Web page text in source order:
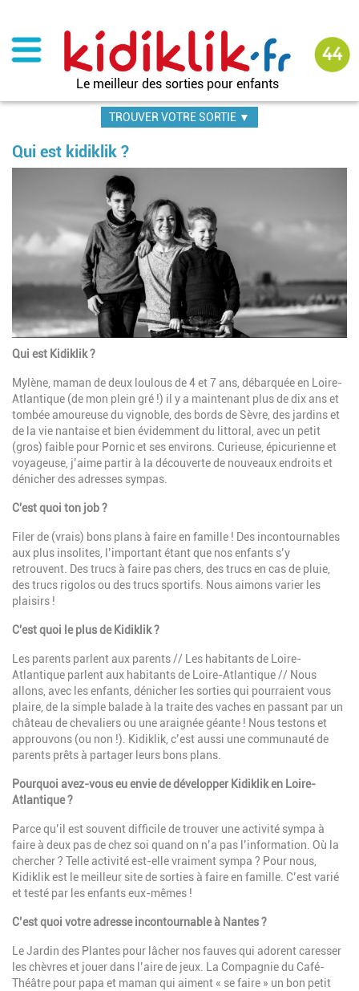
contenu
principal
Le meilleur des sorties pour enfants
TROUVER VOTRE SORTIE ▼
Qui est kidiklik ?
Qui est Kidiklik ?
Mylène, maman de deux loulous de 4 et 7 ans, débarquée en Loire-
Atlantique (de mon plein gré !) il y a maintenant plus de dix ans et
tombée amoureuse du vignoble, des bords de Sèvre, des jardins et
de la vie nantaiseet bien évidemment du littoral, avec un petit
(gros) faible pour Pornic et ses environs. Curieuse, épicurienne et
voyageuse, j’aime partir à la découverte de nouveaux endroits et
dénicher des adresses sympas.
C'est quoi ton job ?
Filer de (vrais) bons plans à faire en famille ! Des incontournables
aux plus insolites, l’important étant que nos enfants s’y
retrouvent. Des trucs à faire pas chers, des trucs en cas de pluie,
des trucs rigolos ou des trucs sportifs. Nous aimons varier les
plaisirs !
C'est quoi le plus de Kidiklik ?
Les parents parlent aux parents // Les habitants de Loire-
Atlantique parlent aux habitants de Loire-Atlantique // Nous
allons, avec les enfants, dénicher les sorties qui pourraient vous
plaire, de la simple balade à la traite des vaches en passant par un
château de chevaliers ou une araignée géante ! Nous testons et
approuvons (ou non !). Kidiklik, c’est aussi une communauté de
parents prêts à partager leurs bons plans.
Pourquoi avez-vous eu envie de développer Kidiklik en Loire-
Atlantique ?
Parce qu’il est souvent difficile de trouver une activité sympa à
faire à deux pas de chez soi quand on n’a pas l’information. Où la
chercher ? Telle activité est-elle vraiment sympa ? Pour nous,
Kidiklik est le meilleur site de sorties à faire en famille. C’est varié
et testé par les enfants eux-mêmes !
C’est quoi votre adresse incontournable à Nantes ?
Le Jardin des Plantes pour lâcher nos fauves qui adorent caresser
les chèvres et jouer dans l’aire de jeux.
La Compagnie du Café-
Théâtre pour papa et maman qui aiment « se faire » un bon petit